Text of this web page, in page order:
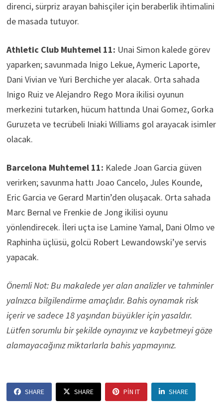
direnci, sürpriz arayan bahisçiler için beraberlik ihtimalini
de masada tutuyor.
Athletic Club Muhtemel 11: Unai Simon kalede görev
yaparken; savunmada Inigo Lekue, Aymeric Laporte,
Dani Vivian ve Yuri Berchiche yer alacak. Orta sahada
Inigo Ruiz ve Alejandro Rego Mora ikilisi oyunun
merkezini tutarken, hücum hattında Unai Gomez, Gorka
Guruzeta ve tecrübeli Iniaki Williams gol arayacak isimler
olacak.
Barcelona Muhtemel 11: Kalede Joan Garcia güven
verirken; savunma hattı Joao Cancelo, Jules Kounde,
Eric Garcia ve Gerard Martin’den oluşacak. Orta sahada
Marc Bernal ve Frenkie de Jong ikilisi oyunu
yönlendirecek. İleri uçta ise Lamine Yamal, Dani Olmo ve
Raphinha üçlüsü, golcü Robert Lewandowski’ye servis
yapacak.
Önemli Not: Bu makalede yer alan analizler ve tahminler
yalnızca bilgilendirme amaçlıdır. Bahis oynamak risk
içerir ve sadece 18 yaşından büyükler için yasaldır.
Lütfen sorumlu bir şekilde oynayınız ve kaybetmeyi göze
alamayacağınız miktarlarla bahis yapmayınız.
SHARE SHARE PIN IT SHARE